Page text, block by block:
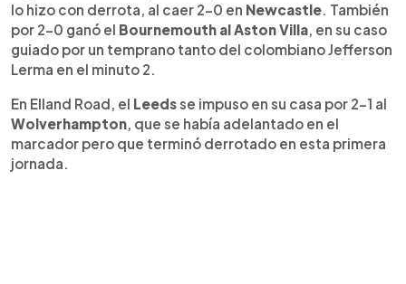
lo hizo con derrota, al caer 2-0 en Newcastle. También
por 2-0 ganó el Bournemouth al Aston Villa, en su caso
guiado por un temprano tanto del colombiano Jefferson
Lerma en el minuto 2.
En Elland Road, el Leedsse impuso en su casa por 2-1 al
Wolverhampton, que se había adelantado en el
marcador pero que terminó derrotado en esta primera
jornada.